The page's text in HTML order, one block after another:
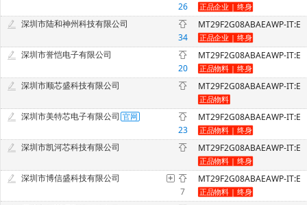
26
深圳市陆和神州科技有限公司
34
MT29F2G08ABAEAWP-IT:E
深圳市誉恺电子有限公司
20
MT29F2G08ABAEAWP-IT:E
深圳市顺芯盛科技有限公司 MT29F2G08ABAEAWP-IT:E
深圳市美特芯电子有限公司
23
MT29F2G08ABAEAWP-IT:E
深圳市凯河芯科技有限公司 MT29F2G08ABAEAWP-IT:E
深圳市博信盛科技有限公司
7
MT29F2G08ABAEAWP-IT:E